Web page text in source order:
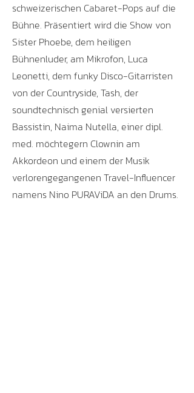
schweizerischen Cabaret-Pops auf die
Bühne. Präsentiert wird die Show von
Sister Phoebe, dem heiligen
Bühnenluder, am Mikrofon, Luca
Leonetti, dem funky Disco-Gitarristen
von der Countryside, Tash, der
soundtechnisch genial versierten
Bassistin, Naima Nutella, einer dipl.
med. möchtegern Clownin am
Akkordeon und einem der Musik
verlorengegangenen Travel-Influencer
namens Nino PURAViDA an den Drums.